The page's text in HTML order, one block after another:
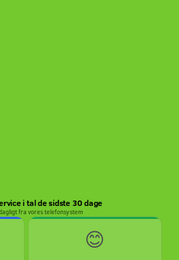
i tal de sidste 30 dage
fra vores telefonsystem
😊